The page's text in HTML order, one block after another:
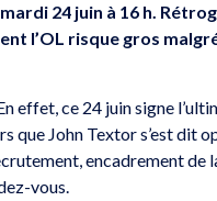
24 juin à 16 h.
l’OL risque gros
effet, ce 24 juin signe
John Textor s’est dit
encadrement de
vous.